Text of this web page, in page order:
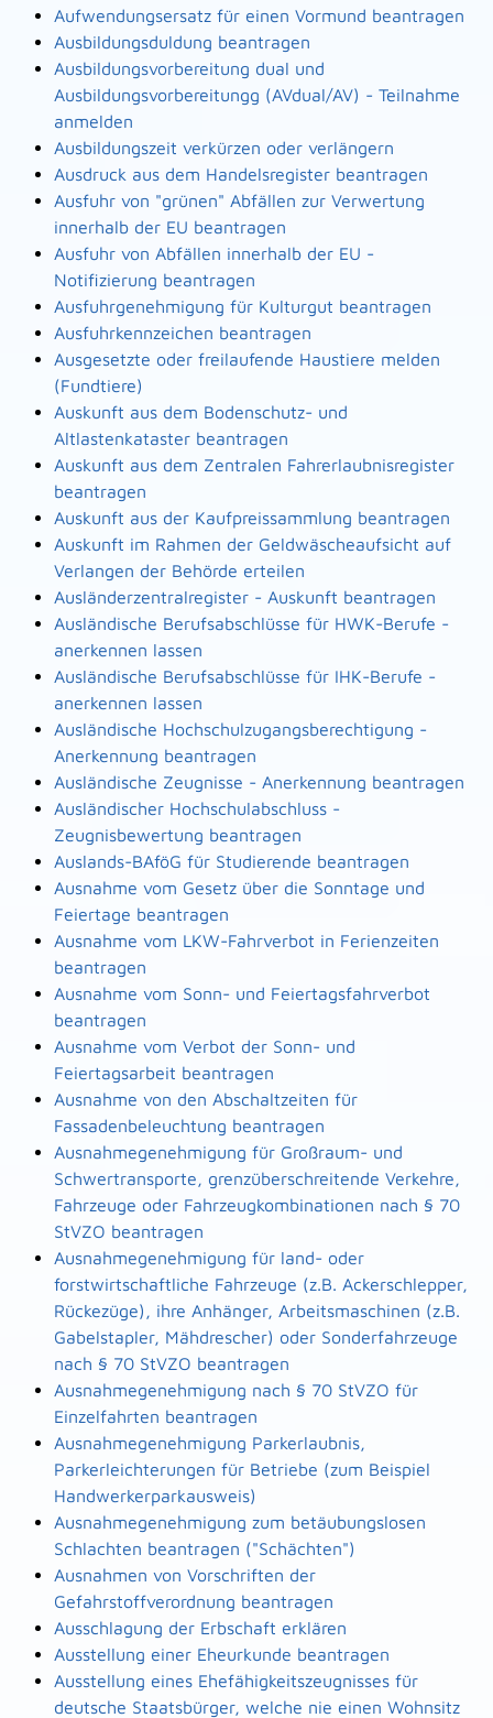
Aufwendungsersatz für einen Vormund beantragen
Ausbildungsduldung beantragen
Ausbildungsvorbereitung dual und
Ausbildungsvorbereitungg (AVdual/AV) - Teilnahme
anmelden
Ausbildungszeit verkürzen oder verlängern
Ausdruck aus dem Handelsregister beantragen
Ausfuhr von "grünen" Abfällen zur Verwertung
innerhalb der EU beantragen
Ausfuhr von Abfällen innerhalb der EU -
Notifizierung beantragen
Ausfuhrgenehmigung für Kulturgut beantragen
Ausfuhrkennzeichen beantragen
Ausgesetzte oder freilaufende Haustiere melden
(Fundtiere)
Auskunft aus dem Bodenschutz- und
Altlastenkataster beantragen
Auskunft aus dem Zentralen Fahrerlaubnisregister
beantragen
Auskunft aus der Kaufpreissammlung beantragen
Auskunft im Rahmen der Geldwäscheaufsicht auf
Verlangen der Behörde erteilen
Ausländerzentralregister - Auskunft beantragen
Ausländische Berufsabschlüsse für HWK-Berufe -
anerkennen lassen
Ausländische Berufsabschlüsse für IHK-Berufe -
anerkennen lassen
Ausländische Hochschulzugangsberechtigung -
Anerkennung beantragen
Ausländische Zeugnisse - Anerkennung beantragen
Ausländischer Hochschulabschluss -
Zeugnisbewertung beantragen
Auslands-BAföG für Studierende beantragen
Ausnahme vom Gesetz über die Sonntage und
Feiertage beantragen
Ausnahme vom LKW-Fahrverbot in Ferienzeiten
beantragen
Ausnahme vom Sonn- und Feiertagsfahrverbot
beantragen
Ausnahme vom Verbot der Sonn- und
Feiertagsarbeit beantragen
Ausnahme von den Abschaltzeiten für
Fassadenbeleuchtung beantragen
Ausnahmegenehmigung für Großraum- und
Schwertransporte, grenzüberschreitende Verkehre,
Fahrzeuge oder Fahrzeugkombinationen nach § 70
StVZO beantragen
Ausnahmegenehmigung für land- oder
forstwirtschaftliche Fahrzeuge (z.B. Ackerschlepper,
Rückezüge), ihre Anhänger, Arbeitsmaschinen (z.B.
Gabelstapler, Mähdrescher) oder Sonderfahrzeuge
nach § 70 StVZO beantragen
Ausnahmegenehmigung nach § 70 StVZO für
Einzelfahrten beantragen
Ausnahmegenehmigung Parkerlaubnis,
Parkerleichterungen für Betriebe (zum Beispiel
Handwerkerparkausweis)
Ausnahmegenehmigung zum betäubungslosen
Schlachten beantragen ("Schächten")
Ausnahmen von Vorschriften der
Gefahrstoffverordnung beantragen
Ausschlagung der Erbschaft erklären
Ausstellung einer Eheurkunde beantragen
Ausstellung eines Ehefähigkeitszeugnisses für
deutsche Staatsbürger, welche nie einen Wohnsitz